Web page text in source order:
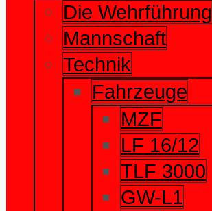
Die Wehrführung
Mannschaft
Technik
Fahrzeuge
MZF
LF 16/12
TLF 3000
GW-L1